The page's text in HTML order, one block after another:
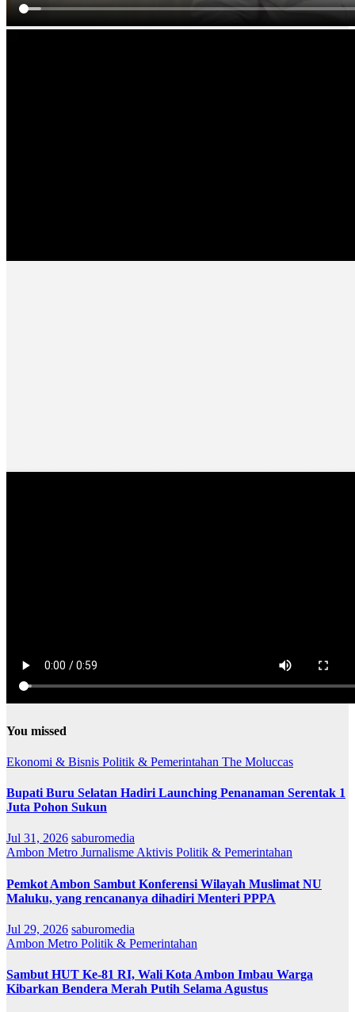
You missed
Ekonomi & Bisnis Politik & Pemerintahan The Moluccas
Bupati Buru Selatan Hadiri Launching Penanaman Serentak 1
Juta Pohon Sukun
Jul 31, 2026 saburomedia
Ambon Metro Jurnalisme Aktivis Politik & Pemerintahan
Pemkot Ambon Sambut Konferensi Wilayah Muslimat NU
Maluku, yang rencananya dihadiri Menteri PPPA
Jul 29, 2026 saburomedia
Ambon Metro Politik & Pemerintahan
Sambut HUT Ke-81 RI, Wali Kota Ambon Imbau Warga
Kibarkan Bendera Merah Putih Selama Agustus